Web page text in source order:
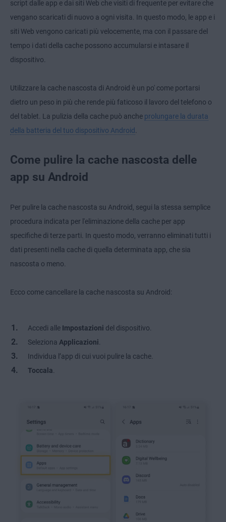
script dalle app e dai siti Web che visiti di frequente per evitare che
vengano scaricati di nuovo a ogni visita. In questo modo, le app e i
siti Web vengono caricati più velocemente, ma con il passare del
tempo i dati della cache possono accumularsi e intasare il
dispositivo.
Utilizzare la cache nascosta di Android è un po' come portarsi
dietro un peso in più che rende più faticoso il lavoro del telefono o
del tablet. La pulizia della cache può anche prolungare la durata
della batteria del tuo dispositivo Android
Come pulire la cache nascosta delle
app su Android
Per pulire la cache nascosta su Android, segui la stessa semplice
procedura indicata per l'eliminazione della cache per app
specifiche di terze parti. In questo modo, verranno eliminati tutti i
dati presenti nella cache di quella determinata app, che sia
nascosta o meno.
Ecco come cancellare la cache nascosta su Android:
Accedi alle Impostazioni del dispositivo.
Seleziona Applicazioni
Individua l’app di cui vuoi pulire la cache.
Toccala